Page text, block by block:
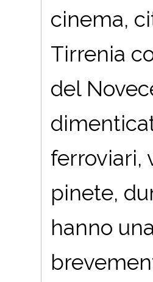
cinema,
Tirrenia
del
ferroviari,
pinete,
hanno